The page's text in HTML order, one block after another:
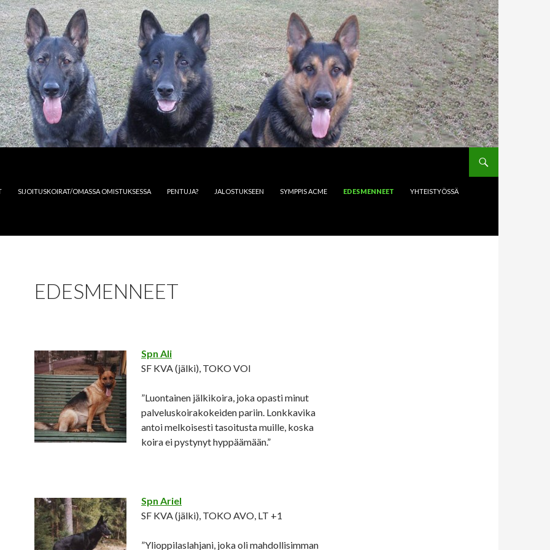
SIJOITUSKOIRAT/OMASSA OMISTUKSESSA PENTUJA? JALOSTUKSEEN SYMPPIS ACME EDESMENNEET YHTEISTYÖSSÄ
EDESMENNEET
Spn Ali
SF KVA (jälki), TOKO VOI
”Luontainen jälkikoira, joka opasti minut
palveluskoirakokeiden pariin. Lonkkavika
antoi melkoisesti tasoitusta muille, koska
koira ei pystynyt hyppäämään.”
Spn Ariel
SF KVA (jälki), TOKO AVO, LT +1
”Ylioppilaslahjani, joka oli mahdollisimman